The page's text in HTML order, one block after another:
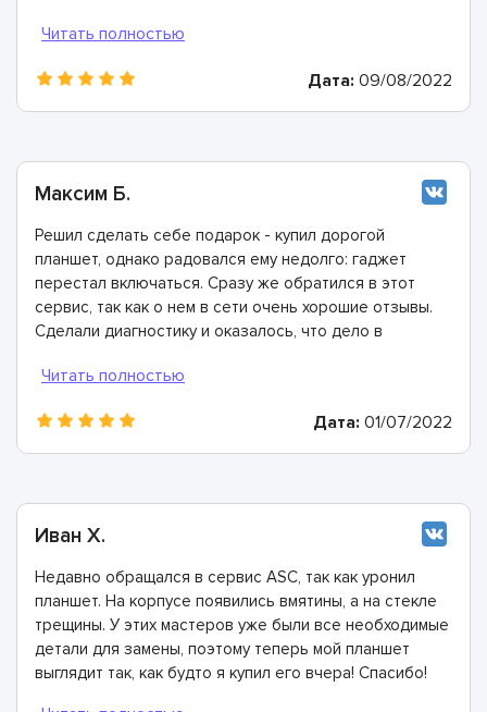
Дата: 09/08/2022
Максим Б.
Решил сделать себе подарок - купил дорогой
планшет, однако радовался ему недолго: гаджет
перестал включаться. Сразу же обратился в этот
сервис, так как о нем в сети очень хорошие отзывы.
Сделали диагностику и оказалось, что дело в
и предоставили гарантию. Отличные ребята!
Дата: 01/07/2022
Иван Х.
Недавно обращался в сервис ASC, так как уронил
планшет. На корпусе появились вмятины, а на стекле
трещины. У этих мастеров уже были все необходимые
детали для замены, поэтому теперь мой планшет
выглядит так, как будто я купил его вчера! Спасибо!